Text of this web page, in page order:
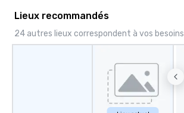
Lieux recommandés
24 autres lieux correspondent à vos besoins